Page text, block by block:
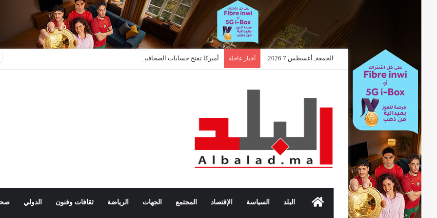
الجمعة, أغسطس 7 2026 أخبار عاجلة
الرئيسيةالبلد السياسة الإقتصاد المجتمع الجهات الرياضة ثقافات وفنون الدولي